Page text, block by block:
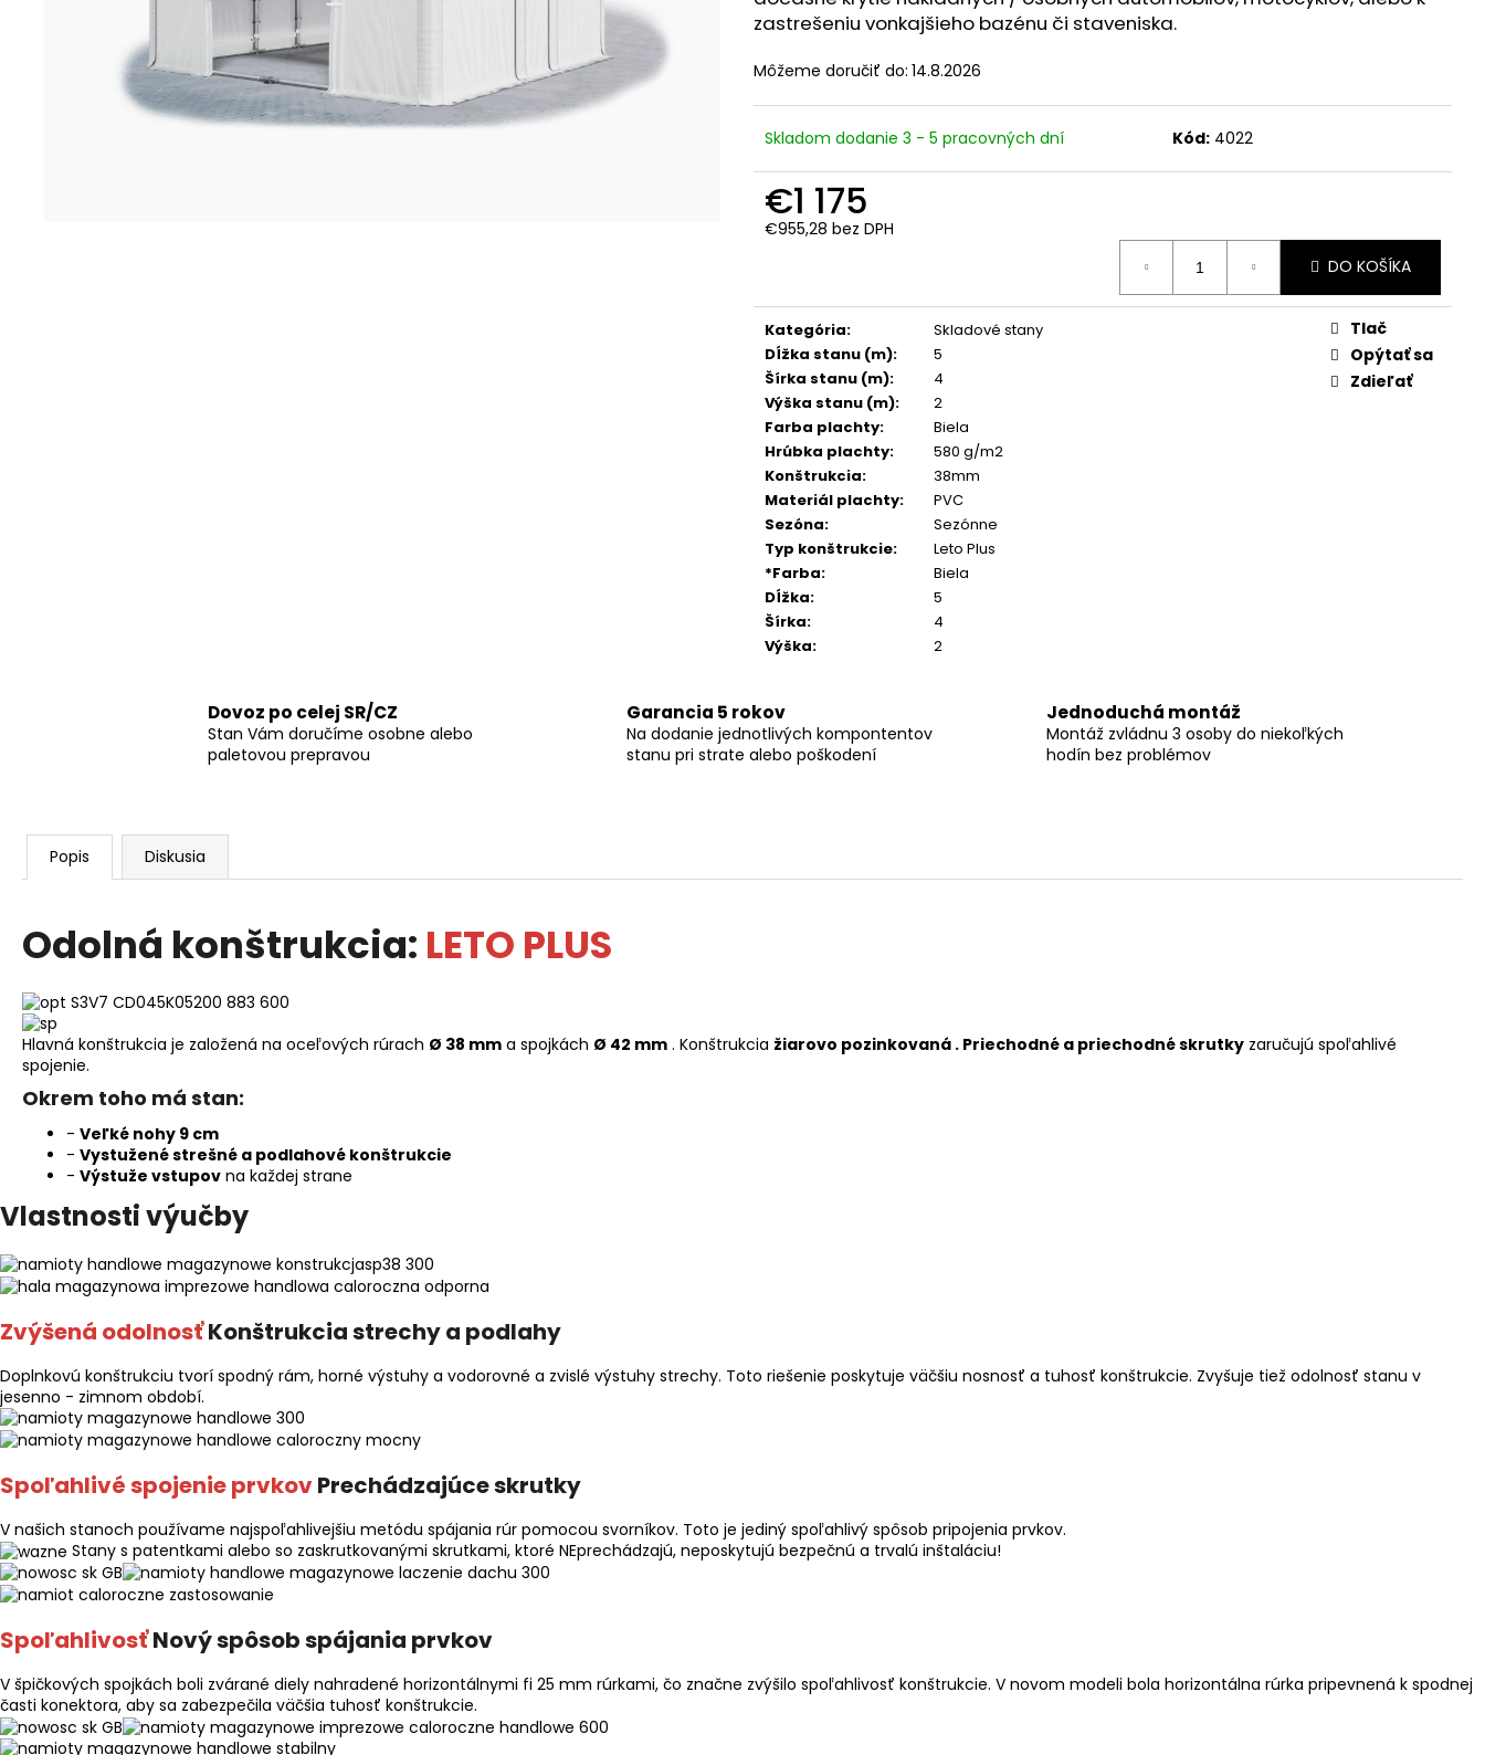
zastrešeniu vonkajšieho bazénu či staveniska.
Môžeme doručiť do: 14.8.2026
Skladom dodanie 3 - 5 pracovných dní Kód: 4022
€1 175
€955,28 bez DPH
DO KOŠÍKA
Kategória:
Skladové stany
Dĺžka stanu (m):
5
Šírka stanu (m):
4
Výška stanu (m):
2
Farba plachty:
Biela
Hrúbka plachty:
580 g/m2
Konštrukcia:
38mm
Materiál plachty:
PVC
Sezóna:
Sezónne
Typ konštrukcie:
Leto Plus
*Farba:
Biela
Dĺžka:
5
Šírka:
4
Výška: 2
Tlač
Opýtať sa
Zdieľať
Dovoz po celej SR/CZ
Stan Vám doručíme osobne alebo
paletovou prepravou
Garancia 5 rokov
Na dodanie jednotlivých kompontentov
stanu pri strate alebo poškodení
Jednoduchá montáž
Montáž zvládnu 3 osoby do niekoľkých
hodín bez problémov
Popis Diskusia
Odolná konštrukcia: LETO PLUS
Hlavná konštrukcia je založená na oceľových rúrach Ø 38 mm a spojkách Ø 42 mm . Konštrukcia žiarovo pozinkovaná . Priechodné a priechodné skrutky zaručujú spoľahlivé
spojenie.
Okrem toho má stan:
- Veľké nohy 9 cm
- Vystužené strešné a podlahové konštrukcie
- Výstuže vstupov na každej strane
Vlastnosti výučby
Zvýšená odolnosťKonštrukcia strechy a podlahy
Doplnkovú konštrukciu tvorí spodný rám, horné výstuhy a vodorovné a zvislé výstuhy strechy. Toto riešenie poskytuje väčšiu nosnosť a tuhosť konštrukcie. Zvyšuje tiež odolnosť stanu v
jesenno - zimnom období.
Spoľahlivé spojenie prvkovPrechádzajúce skrutky
V našich stanoch používame najspoľahlivejšiu metódu spájania rúr pomocou svorníkov. Toto je jediný spoľahlivý spôsob pripojenia prvkov.
Stany s patentkami alebo so zaskrutkovanými skrutkami, ktoré NEprechádzajú, neposkytujú bezpečnú a trvalú inštaláciu!
SpoľahlivosťNový spôsob spájania prvkov
V špičkových spojkách boli zvárané diely nahradené horizontálnymi fi 25 mm rúrkami, čo značne zvýšilo spoľahlivosť konštrukcie. V novom modeli bola horizontálna rúrka pripevnená k spodnej
časti konektora, aby sa zabezpečila väčšia tuhosť konštrukcie.